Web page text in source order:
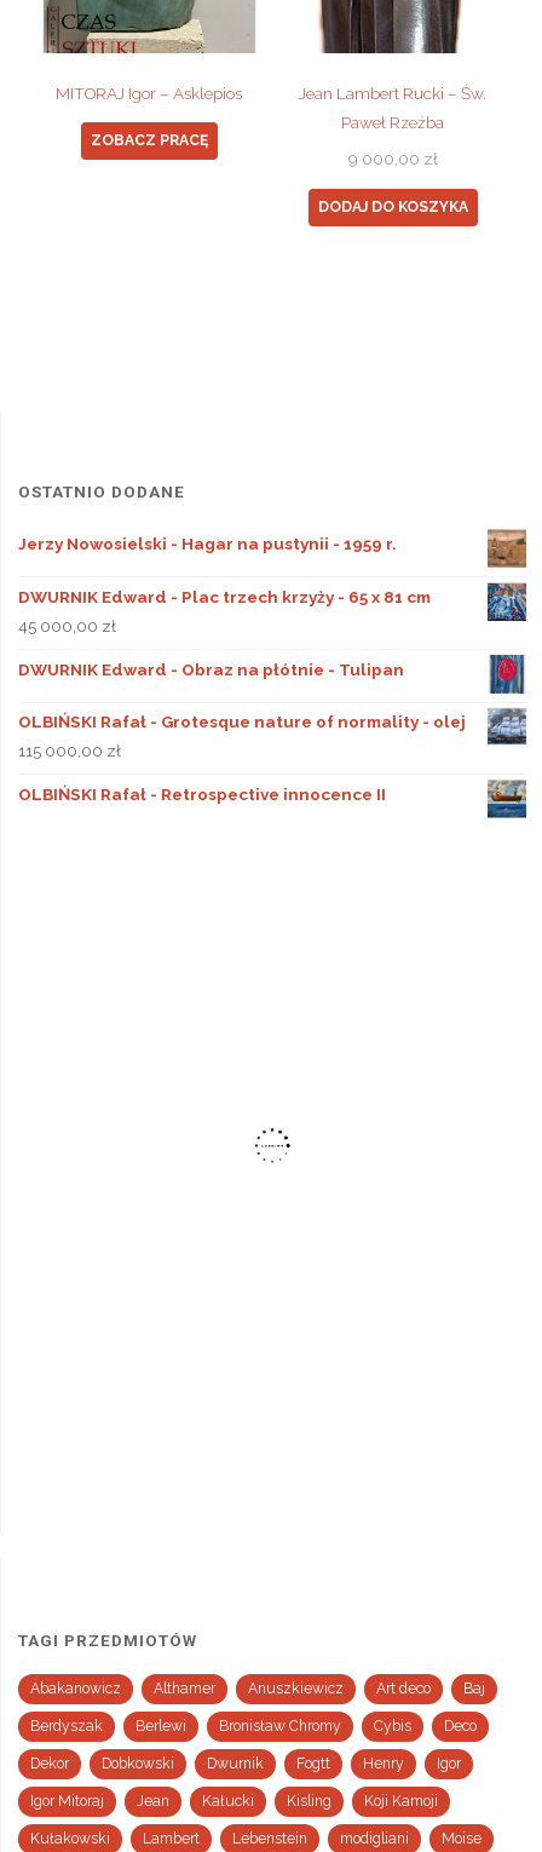
MITORAJ Igor – Asklepios
ZOBACZ PRACĘ
Jean Lambert Rucki – Św.
Paweł Rzeźba
9 000,00 zł
DODAJ DO KOSZYKA
OSTATNIO DODANE
Jerzy Nowosielski - Hagar na pustynii - 1959 r.
DWURNIK Edward - Plac trzech krzyży - 65 x 81 cm
45 000,00 zł
DWURNIK Edward - Obraz na płótnie - Tulipan
OLBIŃSKI Rafał - Grotesque nature of normality - olej
115 000,00 zł
OLBIŃSKI Rafał - Retrospective innocence II
TAGI PRZEDMIOTÓW
Abakanowicz Althamer Anuszkiewicz Art deco Baj
Berdyszak Berlewi Bronisław Chromy Cybis Deco
Dekor Dobkowski Dwurnik Fogtt Henry Igor
Igor Mitoraj Jean Kałucki Kisling Koji Kamoji
Kułakowski Lambert Lebenstein modigliani Moise